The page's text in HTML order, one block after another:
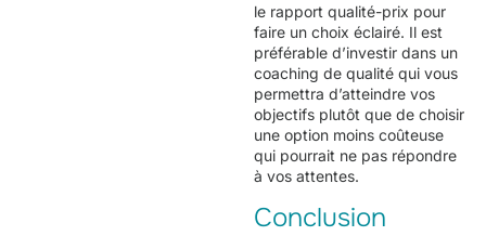
le rapport qualité-prix pour
faire un choix éclairé. Il est
préférable d’investir dans un
coaching de qualité qui vous
permettra d’atteindre vos
objectifs plutôt que de choisir
une option moins coûteuse
qui pourrait ne pas répondre
à vos attentes.
Conclusion